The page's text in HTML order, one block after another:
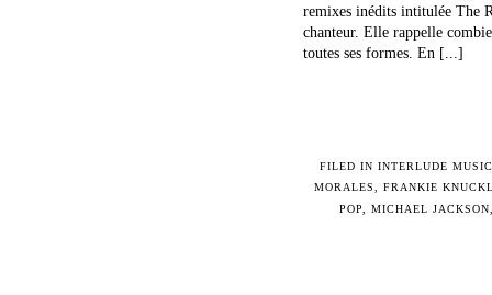
remixes inédits intitulée The
chanteur. Elle rappelle
toutes ses formes. En [...]
FILED ININTERLUDE
MORALES
FRANKIE
POP
MICHAEL JACKSON